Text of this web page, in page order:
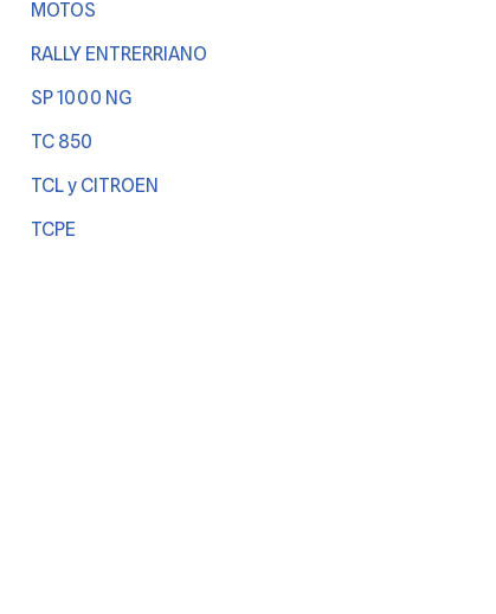
MOTOS
RALLY ENTRERRIANO
SP 1000 NG
TC 850
TCL y CITROEN
TCPE